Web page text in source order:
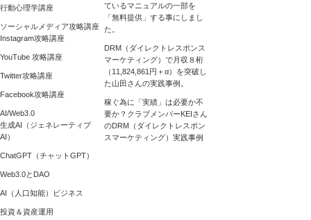
行動心理学講座
ソーシャルメディア攻略講座
Instagram攻略講座
YouTube 攻略講座
Twitter攻略講座
Facebook攻略講座
AI/Web3.0
生成AI（ジェネレーティブ
AI）
ChatGPT（チャットGPT）
Web3.0とDAO
AI（人口知能）ビジネス
投資＆資産運用
ているマニュアルの一部を
「無料提供」する事にしまし
た。
DRM（ダイレクトレスポンス
マーケティング）で月収８桁
（11,824,861円＋α）を突破し
た山田さんの実践事例。
稼ぐ為に「実績」は必要か不
要か？クラブメンバーKEIさん
のDRM（ダイレクトレスポン
スマーケティング）実践事例